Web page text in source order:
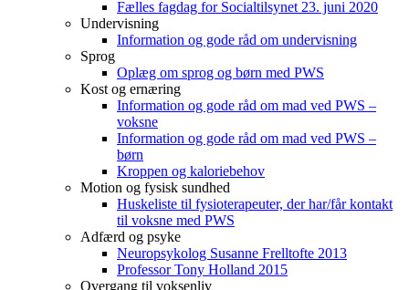
Fælles fagdag for Socialtilsynet 23. juni 2020
Undervisning
Information og gode råd om undervisning
Sprog
Oplæg om sprog og børn med PWS
Kost og ernæring
Information og gode råd om mad ved PWS –
voksne
Information og gode råd om mad ved PWS –
børn
Kroppen og kaloriebehov
Motion og fysisk sundhed
Huskeliste til fysioterapeuter, der har/får kontakt
til voksne med PWS
Adfærd og psyke
Neuropsykolog Susanne Frelltofte 2013
Professor Tony Holland 2015
Overgang til voksenliv